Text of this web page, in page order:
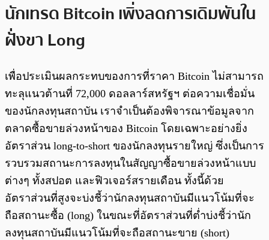
นักเทรด Bitcoin เพิ่งลดการเดิมพันใน
ฝั่งขา Long
เพื่อประเมินผลกระทบของการที่ราคา Bitcoin ไม่สามารถ
ทะลุแนวต้านที่ 72,000 ดอลลาร์สหรัฐฯ ต่อความเชื่อมั่น
ของนักลงทุนสถาบัน เราจำเป็นต้องพิจารณาข้อมูลจาก
ตลาดซื้อขายล่วงหน้าของ Bitcoin โดยเฉพาะอย่างยิ่ง
อัตราส่วน long-to-short ของนักลงทุนรายใหญ่ ซึ่งเป็นการ
รวบรวมสถานะการลงทุนในสัญญาซื้อขายล่วงหน้าแบบ
ต่างๆ ทั้งสปอต และฟิวเจอร์สรายเดือน ทั้งนี้ด้วย
อัตราส่วนที่สูงจะบ่งชี้ว่านักลงทุนสถาบันมีแนวโน้มที่จะ
ถือสถานะซื้อ (long) ในขณะที่อัตราส่วนที่ต่ำบ่งชี้ว่านัก
ลงทุนสถาบันมีแนวโน้มที่จะถือสถานะขาย (short)